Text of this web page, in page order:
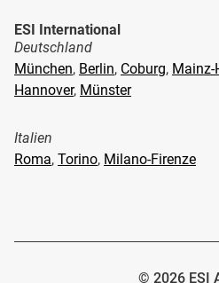
ESI International
Deutschland
München, Berlin, Coburg, Mainz-
Hannover, Münster
Italien
Roma, Torino, Milano-Firenze
© 2026 ESI